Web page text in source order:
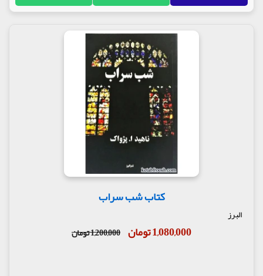
کتاب شب سراب
البرز
1,080,000 تومان 1,200,000 تومان